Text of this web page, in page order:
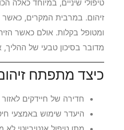
טיפולי שיניים, במיוחד כאלה
זיהום. במרבית המקרים, כאשר
ומטופל בקלות. אולם כאשר
מדובר בסיכון טבעי של
כיצד מתפתח
חדירה של חיידקים
היעדר שימוש באמצעי